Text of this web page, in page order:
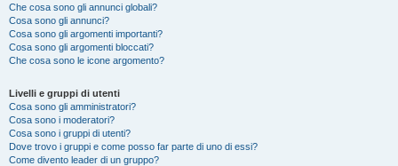
Che cosa sono gli annunci globali?
Cosa sono gli annunci?
Cosa sono gli argomenti importanti?
Cosa sono gli argomenti bloccati?
Che cosa sono le icone argomento?
Livelli e gruppi di utenti
Cosa sono gli amministratori?
Cosa sono i moderatori?
Cosa sono i gruppi di utenti?
Dove trovo i gruppi e come posso far parte di uno di essi?
Come divento leader di un gruppo?